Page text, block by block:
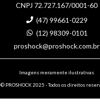
CNPJ 72.727.167/0001-60
(47) 99661-0229
(12) 98309-0101
proshock@proshock.com.br
Imagens meramente ilustrativas
© PROSHOCK 2025 - Todos os direitos